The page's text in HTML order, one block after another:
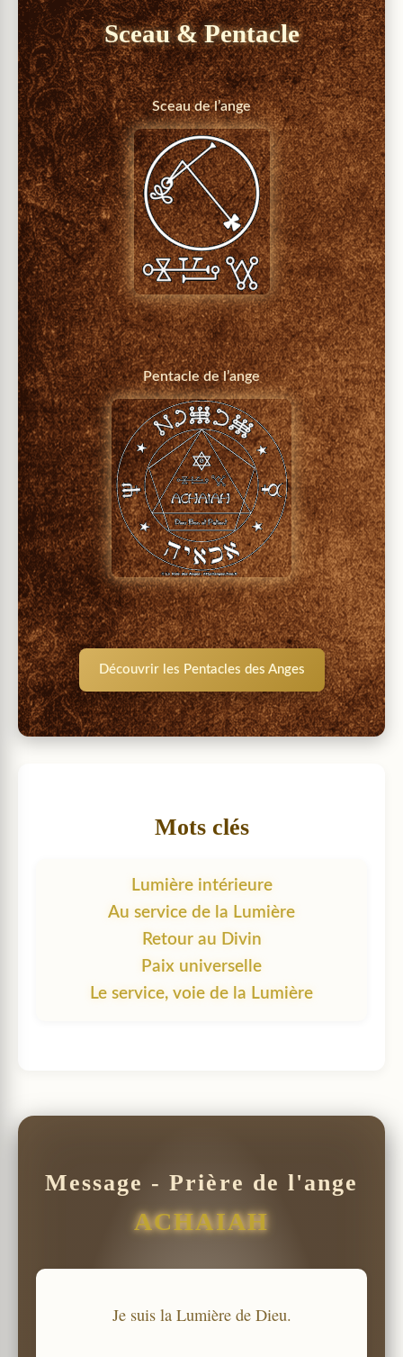
Sceau & Pentacle
Sceau de l’ange
Pentacle de l’ange
Découvrir les Pentacles des Anges
Mots clés
Lumière intérieure
Au service de la Lumière
Retour au Divin
Paix universelle
Le service, voie de la Lumière
Message - Prière de l'ange
ACHAIAH
Je suis la Lumière de Dieu.